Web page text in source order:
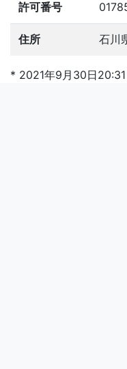
許可番号
住所 石川
* 2021年9月30日20:31